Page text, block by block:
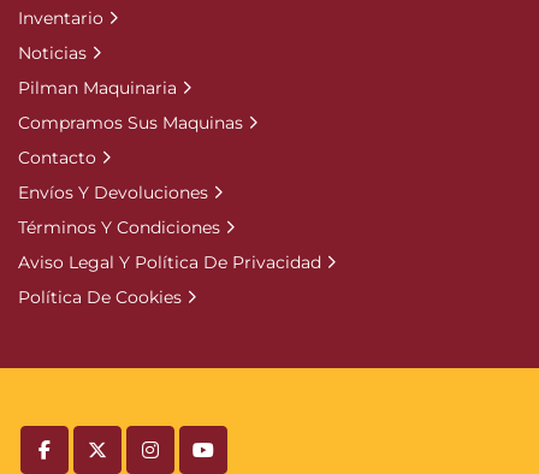
facebooktwitterinstagramyoutube
Inventario
Noticias
Pilman Maquinaria
Compramos Sus Maquinas
Contacto
Envíos Y Devoluciones
Términos Y Condiciones
Aviso Legal Y Política De Privacidad
Política De Cookies